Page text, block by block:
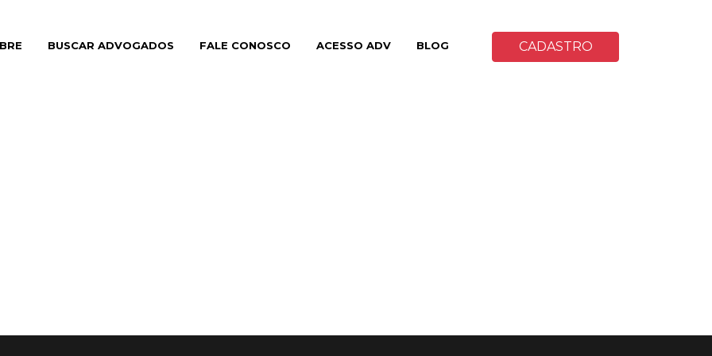
BUSCAR ADVOGADOS FALE CONOSCO ACESSO ADV BLOG CADASTRO